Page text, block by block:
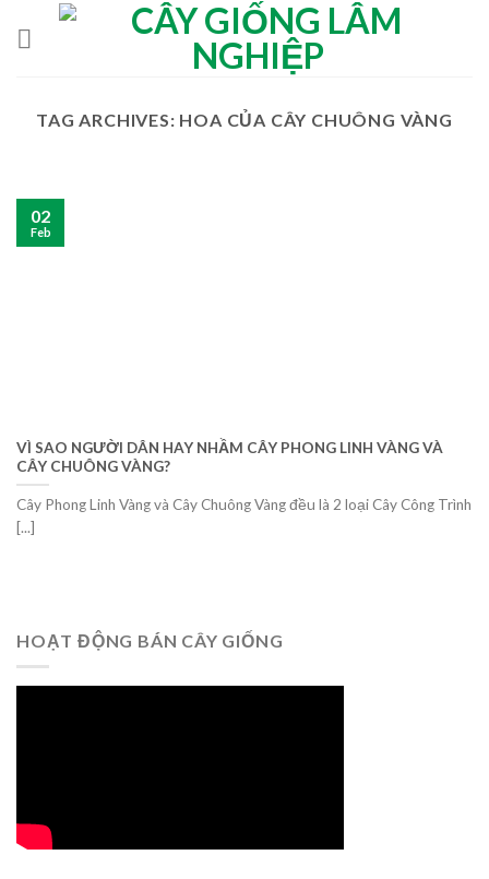
TAG ARCHIVES: HOA CỦA CÂY CHUÔNG VÀNG
VÌ SAO NGƯỜI DÂN HAY NHẦM CÂY PHONG LINH VÀNG VÀ
CÂY CHUÔNG VÀNG?
Cây Phong Linh Vàng và Cây Chuông Vàng đều là 2 loại Cây Công Trình
[...]
02
Feb
HOẠT ĐỘNG BÁN CÂY GIỐNG